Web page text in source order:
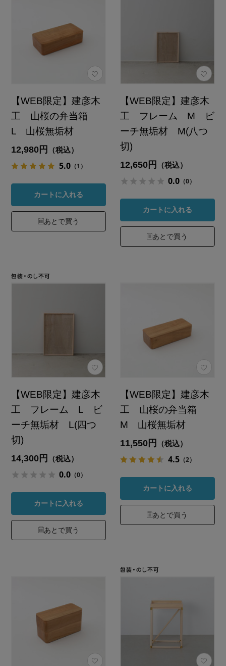
【WEB限定】建彦木
工 山桜の弁当箱
L 山桜無垢材
12,980円 （税込）
5.0 （1）
カートに入れる
あとで買う
【WEB限定】建彦木
工 フレーム M ビ
ーチ無垢材 M(八つ
切)
12,650円 （税込）
0.0 （0）
カートに入れる
あとで買う
【WEB限定】建彦木
工 フレーム L ビ
ーチ無垢材 L(四つ
切)
14,300円 （税込）
0.0 （0）
カートに入れる
あとで買う
【WEB限定】建彦木
工 山桜の弁当箱
M 山桜無垢材
11,550円 （税込）
4.5 （2）
カートに入れる
あとで買う